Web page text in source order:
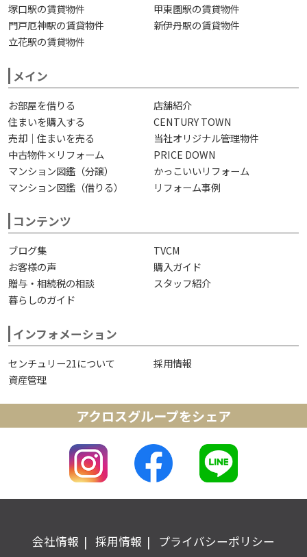
塚口駅の賃貸物件
甲東園駅の賃貸物件
門戸厄神駅の賃貸物件
新伊丹駅の賃貸物件
立花駅の賃貸物件
メイン
お部屋を借りる
店舗紹介
住まいを購入する
CENTURY TOWN
売却｜住まいを売る
当社オリジナル管理物件
中古物件×リフォーム
PRICE DOWN
マンション図鑑（分譲）
かっこいいリフォーム
マンション図鑑（借りる）
リフォーム事例
コンテンツ
ブログ集
TVCM
お客様の声
購入ガイド
贈与・相続税の相談
スタッフ紹介
暮らしのガイド
インフォメーション
センチュリー21について
採用情報
資産管理
アクロスグループをシェア
会社情報 採用情報 プライバシーポリシー